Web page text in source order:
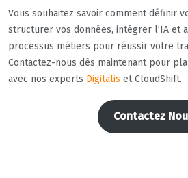
Vous souhaitez savoir comment définir
structurer vos données, intégrer l’IA et
processus métiers pour réussir votre
Contactez-nous dès maintenant pour
avec nos experts Digitalis et CloudShift.
Contactez